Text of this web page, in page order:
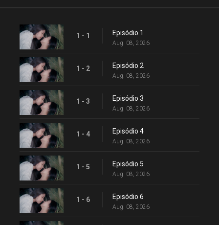
1 - 1 Episódio 1
Aug. 08, 2026
1 - 2 Episódio 2
Aug. 08, 2026
1 - 3 Episódio 3
Aug. 08, 2026
1 - 4 Episódio 4
Aug. 08, 2026
1 - 5 Episódio 5
Aug. 08, 2026
1 - 6 Episódio 6
Aug. 08, 2026